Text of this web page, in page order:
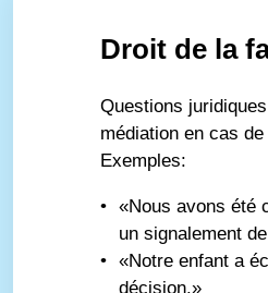
Droit de la
Questions
médiation en cas
Exemples:
«Nous avons été
un signalement
«Notre enfant a
décision.»